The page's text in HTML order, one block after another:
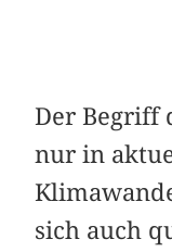
Der Begriff
nur in
sich auch